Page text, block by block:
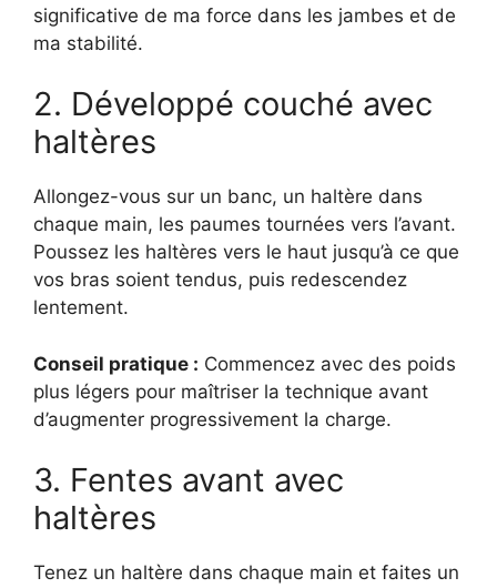
significative de ma force dans les jambes et de
ma stabilité.
2. Développé couché avec
haltères
Allongez-vous sur un banc, un haltère dans
chaque main, les paumes tournées vers l’avant.
Poussez les haltères vers le haut jusqu’à ce que
vos bras soient tendus, puis redescendez
lentement.
Conseil pratique : Commencez avec des poids
plus légers pour maîtriser la technique avant
d’augmenter progressivement la charge.
3. Fentes avant avec
haltères
Tenez un haltère dans chaque main et faites un